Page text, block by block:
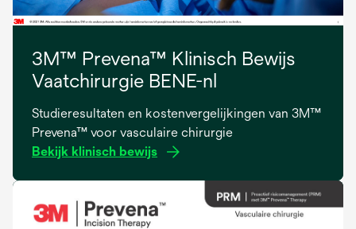
3M™ Prevena™ Klinisch Bewijs
Vaatchirurgie BENE-nl
Studieresultaten en kostenvergelijkingen van 3M™
Prevena™ voor vasculaire chirurgie
Bekijk klinisch bewijs
opens